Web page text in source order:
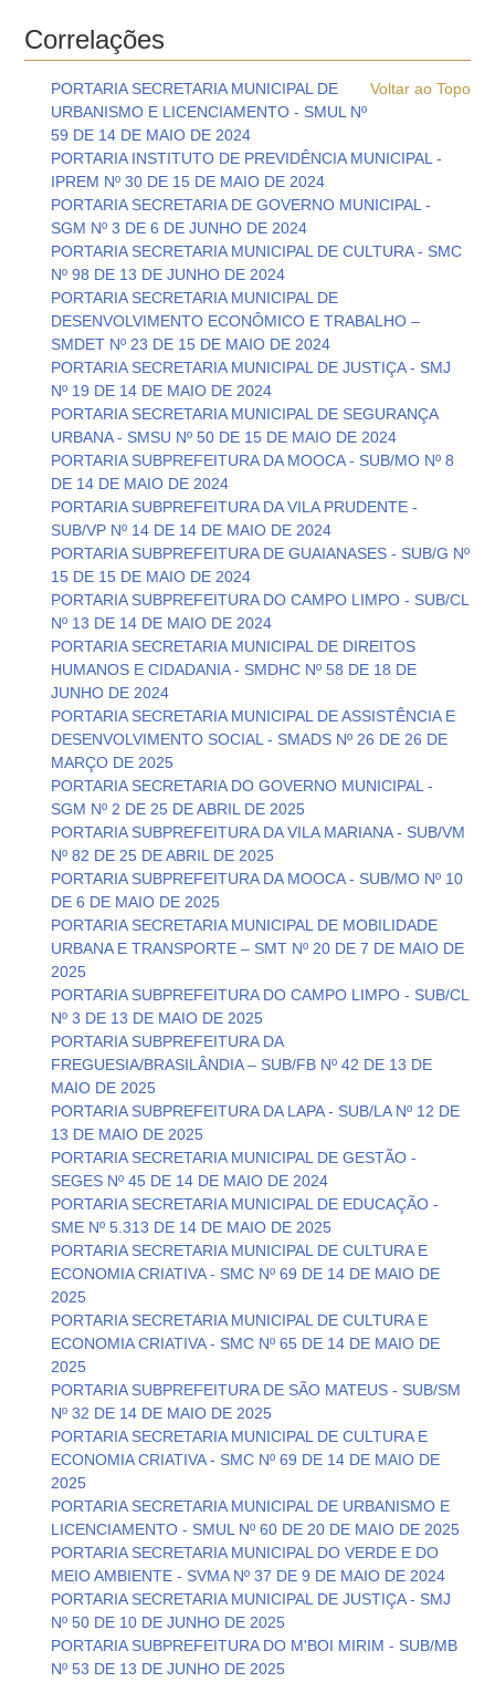
Correlações
Voltar ao Topo
PORTARIA SECRETARIA MUNICIPAL DE
URBANISMO E LICENCIAMENTO - SMUL Nº
59 DE 14 DE MAIO DE 2024
PORTARIA INSTITUTO DE PREVIDÊNCIA MUNICIPAL -
IPREM Nº 30 DE 15 DE MAIO DE 2024
PORTARIA SECRETARIA DE GOVERNO MUNICIPAL -
SGM Nº 3 DE 6 DE JUNHO DE 2024
PORTARIA SECRETARIA MUNICIPAL DE CULTURA - SMC
Nº 98 DE 13 DE JUNHO DE 2024
PORTARIA SECRETARIA MUNICIPAL DE
DESENVOLVIMENTO ECONÔMICO E TRABALHO –
SMDET Nº 23 DE 15 DE MAIO DE 2024
PORTARIA SECRETARIA MUNICIPAL DE JUSTIÇA - SMJ
Nº 19 DE 14 DE MAIO DE 2024
PORTARIA SECRETARIA MUNICIPAL DE SEGURANÇA
URBANA - SMSU Nº 50 DE 15 DE MAIO DE 2024
PORTARIA SUBPREFEITURA DA MOOCA - SUB/MO Nº 8
DE 14 DE MAIO DE 2024
PORTARIA SUBPREFEITURA DA VILA PRUDENTE -
SUB/VP Nº 14 DE 14 DE MAIO DE 2024
PORTARIA SUBPREFEITURA DE GUAIANASES - SUB/G Nº
15 DE 15 DE MAIO DE 2024
PORTARIA SUBPREFEITURA DO CAMPO LIMPO - SUB/CL
Nº 13 DE 14 DE MAIO DE 2024
PORTARIA SECRETARIA MUNICIPAL DE DIREITOS
HUMANOS E CIDADANIA - SMDHC Nº 58 DE 18 DE
JUNHO DE 2024
PORTARIA SECRETARIA MUNICIPAL DE ASSISTÊNCIA E
DESENVOLVIMENTO SOCIAL - SMADS Nº 26 DE 26 DE
MARÇO DE 2025
PORTARIA SECRETARIA DO GOVERNO MUNICIPAL -
SGM Nº 2 DE 25 DE ABRIL DE 2025
PORTARIA SUBPREFEITURA DA VILA MARIANA - SUB/VM
Nº 82 DE 25 DE ABRIL DE 2025
PORTARIA SUBPREFEITURA DA MOOCA - SUB/MO Nº 10
DE 6 DE MAIO DE 2025
PORTARIA SECRETARIA MUNICIPAL DE MOBILIDADE
URBANA E TRANSPORTE – SMT Nº 20 DE 7 DE MAIO DE
2025
PORTARIA SUBPREFEITURA DO CAMPO LIMPO - SUB/CL
Nº 3 DE 13 DE MAIO DE 2025
PORTARIA SUBPREFEITURA DA
FREGUESIA/BRASILÂNDIA – SUB/FB Nº 42 DE 13 DE
MAIO DE 2025
PORTARIA SUBPREFEITURA DA LAPA - SUB/LA Nº 12 DE
13 DE MAIO DE 2025
PORTARIA SECRETARIA MUNICIPAL DE GESTÃO -
SEGES Nº 45 DE 14 DE MAIO DE 2024
PORTARIA SECRETARIA MUNICIPAL DE EDUCAÇÃO -
SME Nº 5.313 DE 14 DE MAIO DE 2025
PORTARIA SECRETARIA MUNICIPAL DE CULTURA E
ECONOMIA CRIATIVA - SMC Nº 69 DE 14 DE MAIO DE
2025
PORTARIA SECRETARIA MUNICIPAL DE CULTURA E
ECONOMIA CRIATIVA - SMC Nº 65 DE 14 DE MAIO DE
2025
PORTARIA SUBPREFEITURA DE SÃO MATEUS - SUB/SM
Nº 32 DE 14 DE MAIO DE 2025
PORTARIA SECRETARIA MUNICIPAL DE CULTURA E
ECONOMIA CRIATIVA - SMC Nº 69 DE 14 DE MAIO DE
2025
PORTARIA SECRETARIA MUNICIPAL DE URBANISMO E
LICENCIAMENTO - SMUL Nº 60 DE 20 DE MAIO DE 2025
PORTARIA SECRETARIA MUNICIPAL DO VERDE E DO
MEIO AMBIENTE - SVMA Nº 37 DE 9 DE MAIO DE 2024
PORTARIA SECRETARIA MUNICIPAL DE JUSTIÇA - SMJ
Nº 50 DE 10 DE JUNHO DE 2025
PORTARIA SUBPREFEITURA DO M'BOI MIRIM - SUB/MB
Nº 53 DE 13 DE JUNHO DE 2025